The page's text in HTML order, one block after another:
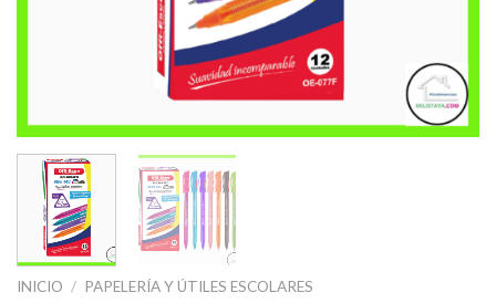
INICIO / PAPELERÍA Y ÚTILES ESCOLARES